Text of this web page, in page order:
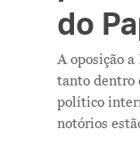
do
A oposição
tanto dentro
político
notórios